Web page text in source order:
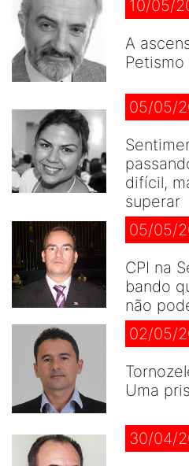
10/05/
A
Petismo
05/05/
difícil,
superar
05/05/
CPI na
bando
não
02/05/
Uma
30/04/